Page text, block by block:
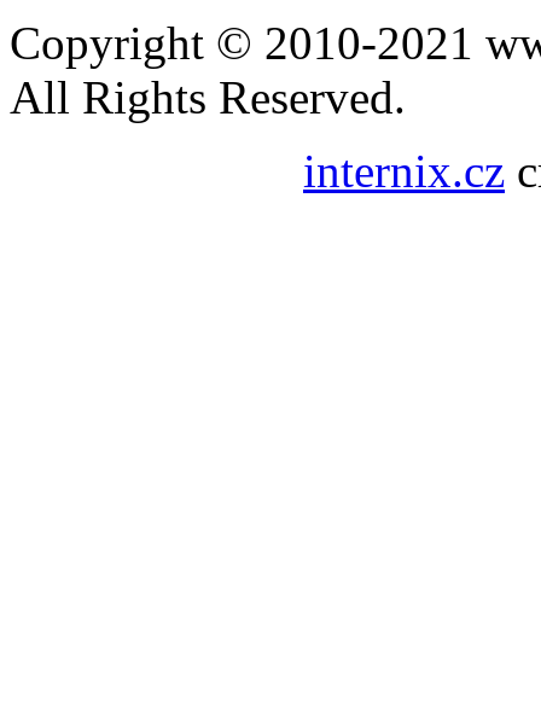
Copyright © 2010-2021
All Rights Reserved.
internix.cz